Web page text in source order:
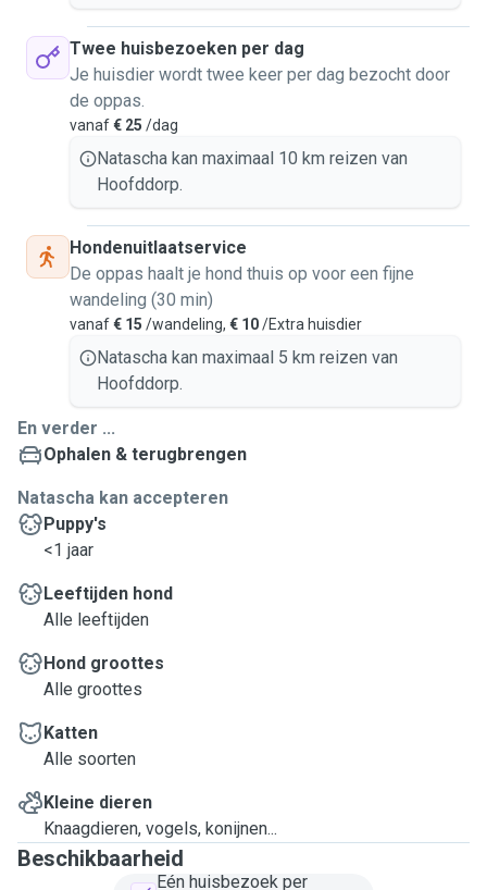
Twee huisbezoeken per dag
Je huisdier wordt twee keer per dag bezocht door
de oppas.
vanaf€ 25 /dag
Natascha kan maximaal 10 km reizen van
Hoofddorp.
Hondenuitlaatservice
De oppas haalt je hond thuis op voor een fijne
wandeling (30 min)
vanaf€ 15 /wandeling, € 10/Extra huisdier
Natascha kan maximaal 5 km reizen van
Hoofddorp.
En verder ...
Ophalen & terugbrengen
Natascha kan accepteren
Puppy's
<1 jaar
Leeftijden hond
Alle leeftijden
Hond groottes
Alle groottes
Katten
Alle soorten
Kleine dieren
Knaagdieren, vogels, konijnen...
Beschikbaarheid
Eén huisbezoek per